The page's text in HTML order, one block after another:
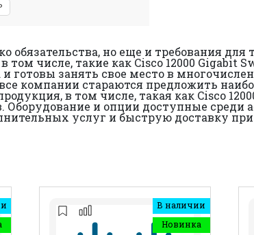
обязательства, но еще и требования для
числе, такие как Cisco 12000 Gigabit
готовы занять свое место в
компании стараются предложить
в том числе, такая как Cisco
Оборудование и опции доступные среди
услуг и быструю доставку при
В наличии
Новинка